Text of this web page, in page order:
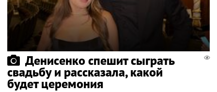
Денисенко спешит сыграть
свадьбу и рассказала, какой
будет церемония